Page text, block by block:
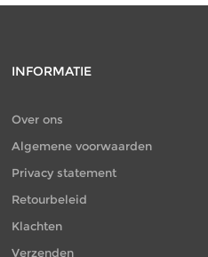
INFORMATIE
Over ons
Algemene voorwaarden
Privacy statement
Retourbeleid
Klachten
Verzenden